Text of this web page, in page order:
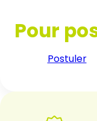
Pour
Postuler